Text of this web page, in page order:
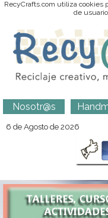
RecyCrafts.com utiliza cookies
de
Nosotr@s
6 de Agosto de 2026